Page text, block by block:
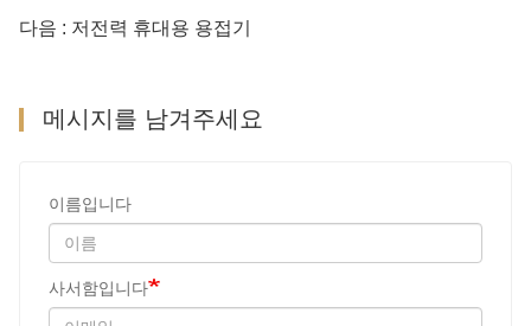
다음 : 저전력 휴대용 용접기
메시지를 남겨주세요
이름입니다
사서함입니다